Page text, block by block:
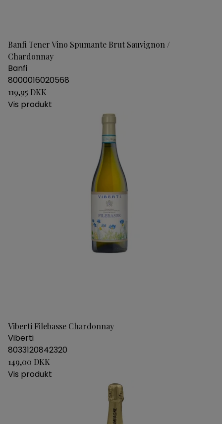
Banfi Tener Vino Spumante Brut Sauvignon /
Chardonnay
Banfi
8000016020568
119,95 DKK
Vis produkt
Viberti Filebasse Chardonnay
Viberti
8033120842320
149,00 DKK
Vis produkt